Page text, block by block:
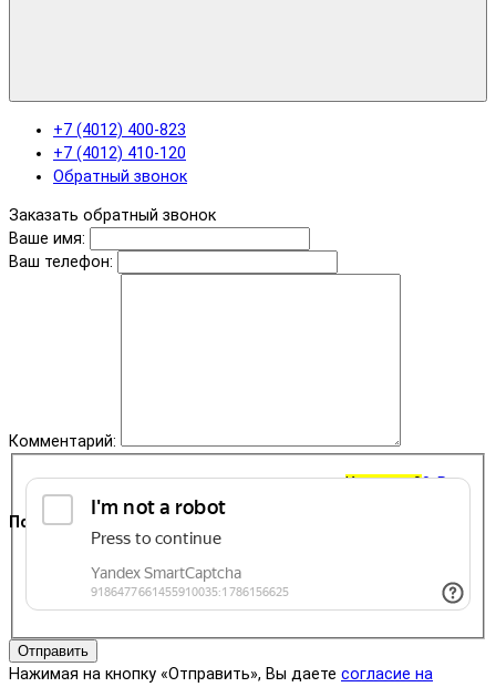
Корзина 00 ₽
Поддержка
+7 (4012) 400-823
+7 (4012) 410-120
Обратный звонок
Заказать обратный звонок
Ваше имя:
Ваш телефон:
Комментарий:
Отправить
Нажимая на кнопку «Отправить», Вы даете согласие на